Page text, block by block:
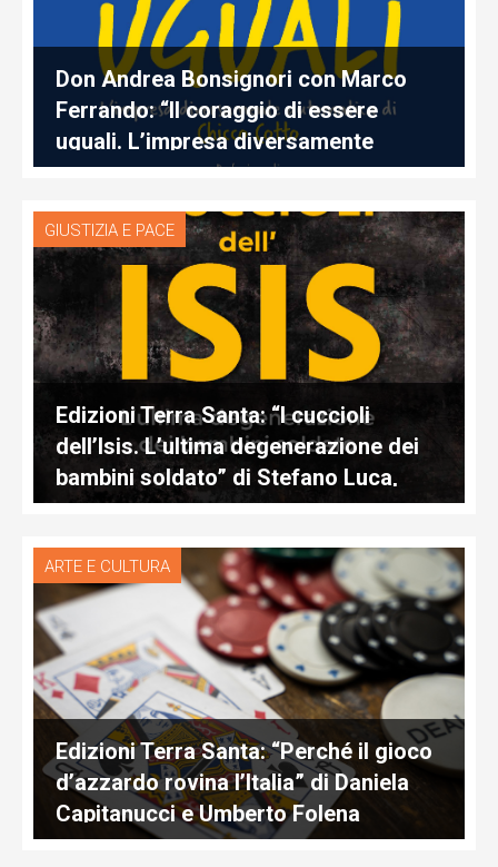
Don Andrea Bonsignori con Marco
Ferrando: “Il coraggio di essere
uguali. L’impresa diversamente
automatica di Chicco Cotto”
GIUSTIZIA E PACE
Edizioni Terra Santa: “I cuccioli
dell’Isis. L’ultima degenerazione dei
bambini soldato” di Stefano Luca,
frate cappuccino
ARTE E CULTURA
Edizioni Terra Santa: “Perché il gioco
d’azzardo rovina l’Italia” di Daniela
Capitanucci e Umberto Folena